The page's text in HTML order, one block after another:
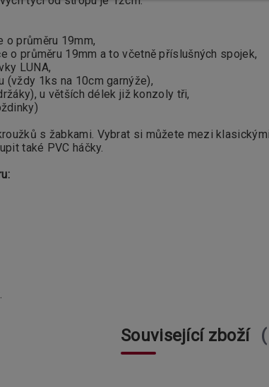
o průměru 19mm,
o průměru 19mm a to včetně příslušných spojek,
LUNA,
(vždy 1ks na 10cm garnýže),
u větších délek již konzoly tři,
s žabkami. Vybrat si můžete mezi
také PVC háčky.
Související zboží